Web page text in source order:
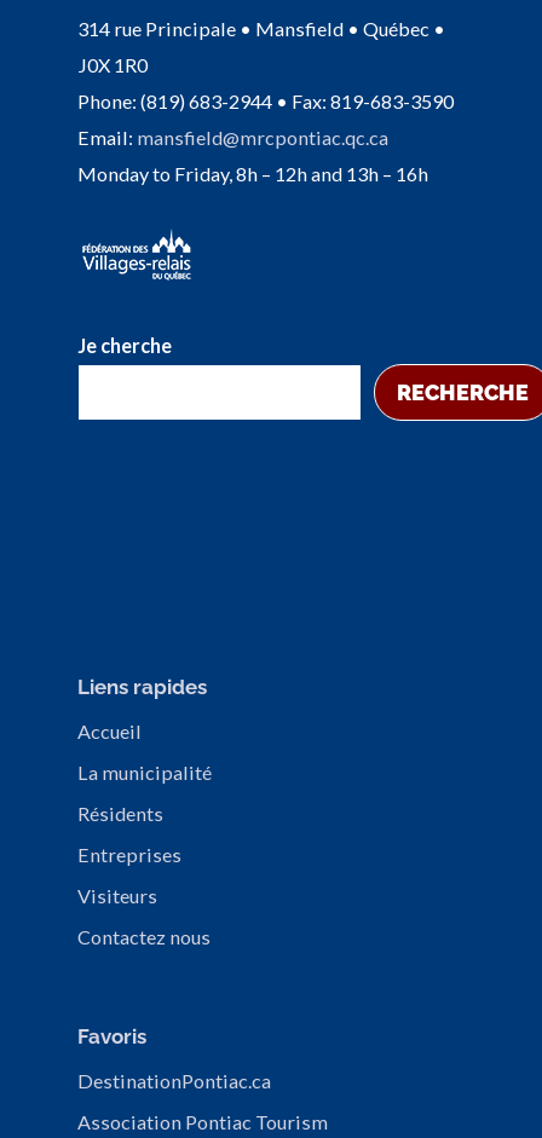
314 rue Principale • Mansfield • Québec •
J0X 1R0
Phone: (819) 683-2944 • Fax: 819-683-3590
Email: mansfield@mrcpontiac.qc.ca
Monday to Friday, 8h – 12h and 13h – 16h
Je cherche
RECHERCHE
Liens rapides
Accueil
La municipalité
Résidents
Entreprises
Visiteurs
Contactez nous
Favoris
DestinationPontiac.ca
Association Pontiac Tourism